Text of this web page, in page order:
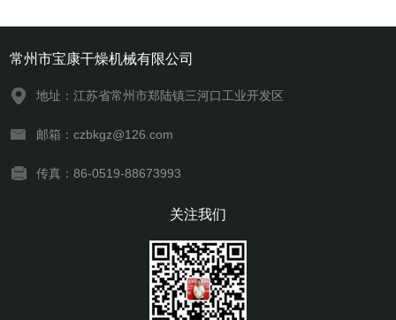
常州市宝康干燥机械有限公司
地址：江苏省常州市郑陆镇三河口工业开发区
邮箱：czbkgz@126.com
传真：86-0519-88673993
关注我们